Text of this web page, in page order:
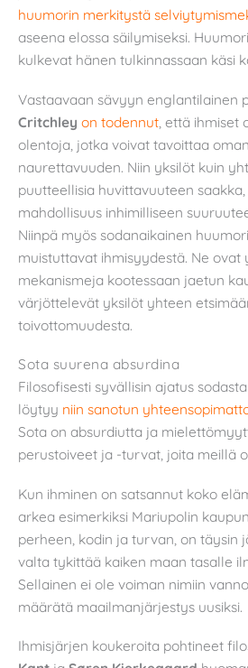
huumorin merkitystä
aseena elossa säilymiseksi.
kulkevat hänen tulkinnassaan käsi
Vastaavaan sävyyn englantilainen
Critchley on todennut , että
olentoja, jotka voivat tavoittaa
naurettavuuden. Niin yksilöt kuin
puutteellisia huvittavuuteen
mahdollisuus inhimilliseen
Niinpä myös sodanaikainen
muistuttavat ihmisyydestä. Ne ovat
mekanismeja kootessaan jaetun
värjöttelevät yksilöt yhteen
toivottomuudesta.
Sota suurena absurdina
Filosofisesti syvällisin ajatus
löytyy niin sanotun
Sota on absurdiutta ja
perustoiveet ja -turvat, joita meillä
Kun ihminen on satsannut koko
arkea esimerkiksi Mariupolin
perheen, kodin ja turvan, on täysin
valta tykittää kaiken maan tasalle
Sellainen ei ole voiman nimiin
määrätä maailmanjärjestys uusiksi.
Ihmisjärjen koukeroita pohtineet